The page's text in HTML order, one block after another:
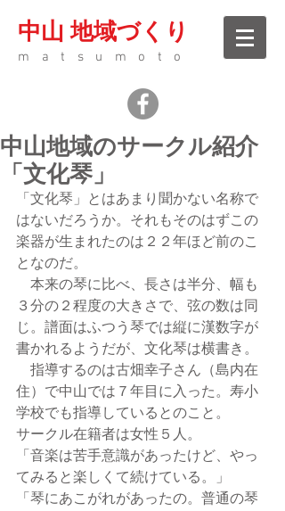
中山 地域づくり
matsumoto
中山地域のサークル紹介
「文化琴」
「文化琴」とはあまり聞かない名称で
はないだろうか。それもそのはずこの
楽器が生まれたのは２２年ほど前のこ
となのだ。
本来の琴に比べ、長さは半分、幅も
３分の２程度の大きさで、弦の数は同
じ。譜面はふつう琴では縦に漢数字が
書かれるようだが、文化琴は横書き。
指導するのは古畑幸子さん（島内在
住）で中山では７年目に入った。寿小
学校でも指導しているとのこと。
サークル在籍者は女性５人。
「音楽は苦手意識があったけど、やっ
てみると楽しくて続けている。」
「琴にあこがれがあったの。普通の琴